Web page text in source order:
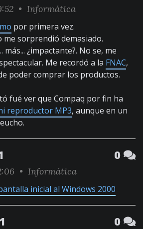
• Informática
por primera vez.
me sorprendió demasiado.
más... ¿impactante?. No se, me
Me recordó a la FNAC,
poder comprar los productos.
fué ver que Compaq por fin ha
reproductor MP3, aunque en un
0
• Informática
inicial al Windows 2000
0